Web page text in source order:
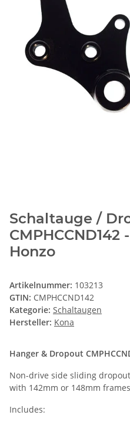
Schaltauge /
Honzo
Artikelnummer: 103213
GTIN: CMPHCCND142
Kategorie: Schaltaugen
Hersteller: Kona
Hanger & Dropout
Non-drive side sliding
with 142mm or 148mm
Includes: